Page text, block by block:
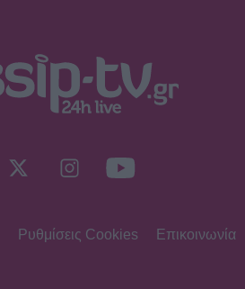
Ρυθμίσεις Cookies Επικοινωνία